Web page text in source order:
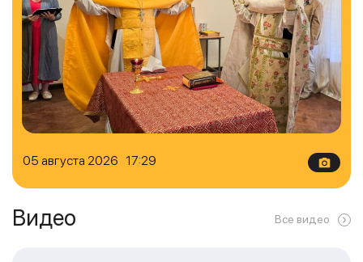
05 августа 2026 17:29
Видео Все видео